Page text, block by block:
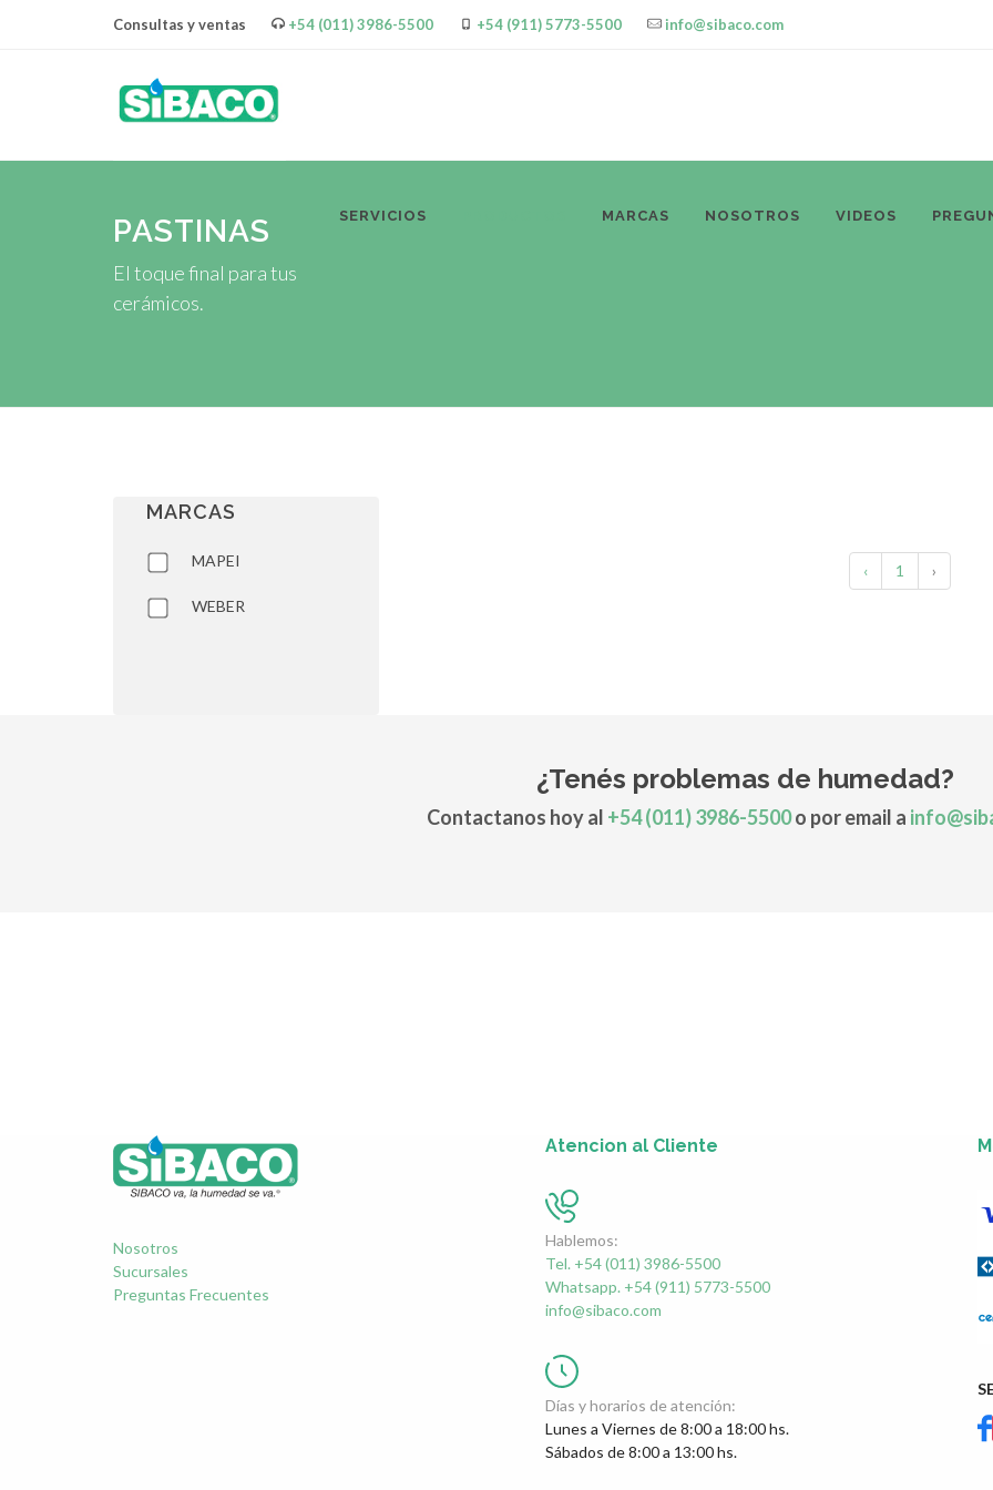
Consultas y ventas +54 (011) 3986-5500 +54 (911) 5773-5500 info@sibaco.com
SERVICIOS MARCAS NOSOTROS VIDEOS
PASTINAS
El toque final para tus
cerámicos.
‹ 1 ›
MARCAS
MAPEI
WEBER
¿Tenés problemas de humedad?
Contactanos hoy al +54 (011) 3986-5500o por email a
Nosotros
Sucursales
Preguntas Frecuentes
Atencion al Cliente
Hablemos:
Tel. +54 (011) 3986-5500
Whatsapp. +54 (911) 5773-5500
info@sibaco.com
Días y horarios de atención:
Lunes a Viernes de 8:00 a 18:00 hs.
Sábados de 8:00 a 13:00 hs.